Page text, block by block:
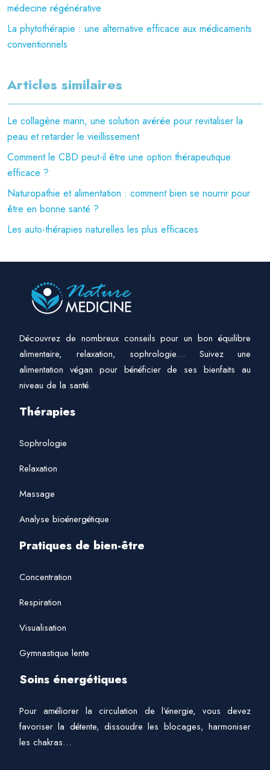
médecine régénérative
La phytothérapie : une alternative efficace aux médicaments
conventionnels
Articles similaires
Le collagène marin, une solution avérée pour revitaliser la
peau et retarder le vieillissement
Comment le CBD peut-il être une option thérapeutique
efficace ?
Naturopathie et alimentation : comment bien se nourrir pour
être en bonne santé ?
Les auto-thérapies naturelles les plus efficaces
Découvrez de nombreux conseils pour un bon équilibre
alimentaire, relaxation, sophrologie… Suivez une
alimentation végan pour bénéficier de ses bienfaits au
niveau de la santé.
Thérapies
Sophrologie
Relaxation
Massage
Analyse bioénergétique
Pratiques de bien-être
Concentration
Respiration
Visualisation
Gymnastique lente
Soins énergétiques
Pour améliorer la circulation de l’énergie, vous devez
favoriser la détente, dissoudre les blocages, harmoniser
les chakras…